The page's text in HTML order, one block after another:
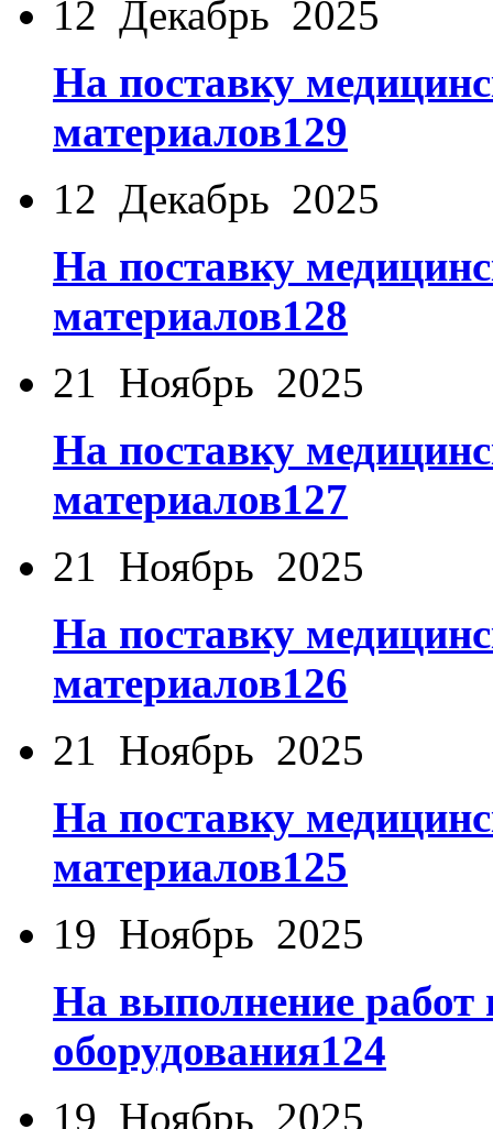
12 Декабрь 2025
На поставку
материалов129
12 Декабрь 2025
На поставку
материалов128
21 Ноябрь 2025
На поставку
материалов127
21 Ноябрь 2025
На поставку
материалов126
21 Ноябрь 2025
На поставку
материалов125
19 Ноябрь 2025
На выполнение работ
оборудования124
19 Ноябрь 2025